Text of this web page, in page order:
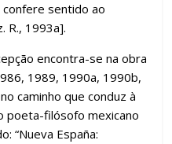
sentido ao
R., 1993a].
encontra-se na obra
1989, 1990a, 1990b,
caminho que conduz à
poeta-filósofo mexicano
“Nueva España: